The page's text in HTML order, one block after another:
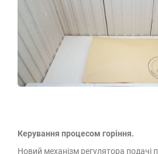
Керування процесом горіння.
Новий механізм регулятора подачі